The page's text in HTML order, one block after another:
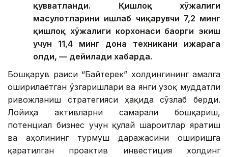
қувватланди. Қишлоқ хўжалиги
маҳсулотларини ишлаб чиқарувчи 7,2 минг
қишлоқ хўжалиги корхонаси баҳорги экиш
учун 11,4 минг дона техникани ижарага
олди, — дейилади хабарда.
Бошқарув раиси “Байтерек” холдингининг амалга
оширилаётган ўзгаришлари ва янги узоқ муддатли
ривожланиш стратегияси ҳақида сўзлаб берди.
Лойиҳа активларни самарали бошқариш,
потенциал бизнес учун қулай шароитлар яратиш
ва аҳолининг турмуш даражасини оширишга
қаратилган проактив инвестиция холдинг